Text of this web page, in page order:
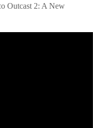
Outcast 2: A New